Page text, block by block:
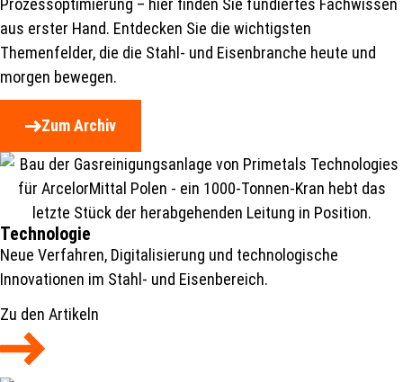
Prozessoptimierung – hier finden Sie fundiertes Fachwissen
aus erster Hand. Entdecken Sie die wichtigsten
Themenfelder, die die Stahl- und Eisenbranche heute und
morgen bewegen.
Zum Archiv
Technologie
Neue Verfahren, Digitalisierung und technologische
Innovationen im Stahl- und Eisenbereich.
Zu den Artikeln